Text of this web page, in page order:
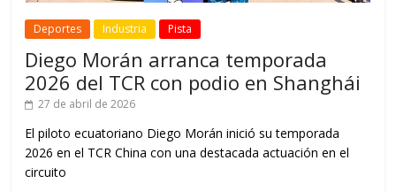
Deportes Industria Pista
Diego Morán arranca temporada
2026 del TCR con podio en Shanghái
27 de abril de 2026
El piloto ecuatoriano Diego Morán inició su temporada
2026 en el TCR China con una destacada actuación en el
circuito